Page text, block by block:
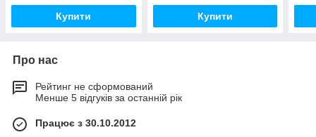
Купити Купити
Про нас
Рейтинг не сформований
Менше 5 відгуків за останній рік
Працює з 30.10.2012